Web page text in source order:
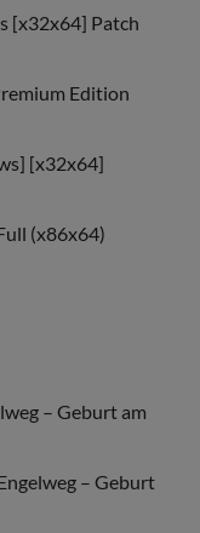
[x32x64] Patch
Edition
[x32x64]
(x86x64)
– Geburt am
– Geburt